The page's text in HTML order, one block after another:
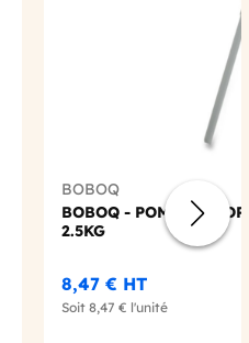
BOBOQ
BOBOQ - POMPE
2.5KG
8,47 € HT
Soit 8,47 € l'unité